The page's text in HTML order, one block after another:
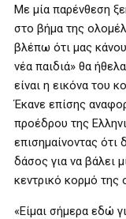
Με μία παρένθεση
στο βήμα της
βλέπω ότι μας
νέα παιδιά» θα
είναι η εικόνα του
Έκανε επίσης
προέδρου της
επισημαίνοντας ότι
δάσος για να βάλει
κεντρικό κορμό της
«Είμαι σήμερα εδώ